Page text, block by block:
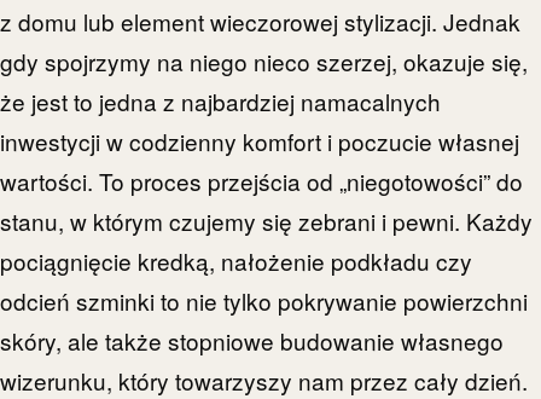
z domu lub element wieczorowej stylizacji. Jednak
gdy spojrzymy na niego nieco szerzej, okazuje się,
że jest to jedna z najbardziej namacalnych
inwestycji w codzienny komfort i poczucie własnej
wartości. To proces przejścia od „niegotowości” do
stanu, w którym czujemy się zebrani i pewni. Każdy
pociągnięcie kredką, nałożenie podkładu czy
odcień szminki to nie tylko pokrywanie powierzchni
skóry, ale także stopniowe budowanie własnego
wizerunku, który towarzyszy nam przez cały dzień.